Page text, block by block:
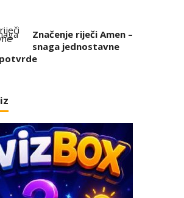
Značenje riječi Amen –
snaga jednostavne